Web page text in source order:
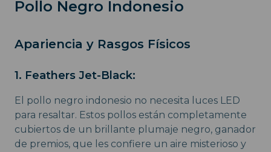
Pollo Negro Indonesio
Apariencia y Rasgos Físicos
1. Feathers Jet-Black:
El pollo negro indonesio no necesita luces LED
para resaltar. Estos pollos están completamente
cubiertos de un brillante plumaje negro, ganador
de premios, que les confiere un aire misterioso y